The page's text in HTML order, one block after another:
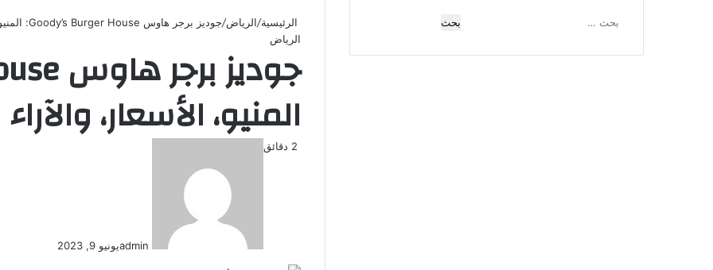
الرئيسية/الرياض/جوديز برجر هاوس Goody’s Burger House: المنيو، الأسعار، والآراء
الرياض
المنيو، الأسعار، والآراء
adminيونيو 9, 2023
البحث